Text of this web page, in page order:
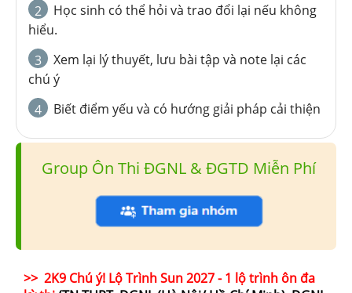
2
Học sinh có thể hỏi và trao đổi lại nếu không
hiểu.
3
Xem lại lý thuyết, lưu bài tập và note lại các
chú ý
4
Biết điểm yếu và có hướng giải pháp cải thiện
Group Ôn Thi ĐGNL & ĐGTD Miễn Phí
>> 2K9 Chú ý! Lộ Trình Sun 2027 - 1 lộ trình ôn đa